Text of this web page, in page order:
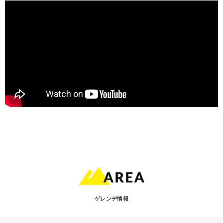
ゲレンデ情報